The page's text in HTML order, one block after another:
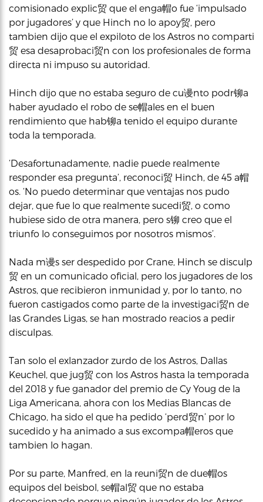
comisionado explic贸 que el enga帽o fue ‘impulsado
por jugadores’ y que Hinch no lo apoy贸, pero
tambien dijo que el expiloto de los Astros no comparti
贸 esa desaprobaci贸n con los profesionales de forma
directa ni impuso su autoridad.
Hinch dijo que no estaba seguro de cu谩nto podr铆a
haber ayudado el robo de se帽ales en el buen
rendimiento que hab铆a tenido el equipo durante
toda la temporada.
‘Desafortunadamente, nadie puede realmente
responder esa pregunta’, reconoci贸 Hinch, de 45 a帽
os. ‘No puedo determinar que ventajas nos pudo
dejar, que fue lo que realmente sucedi贸, o como
hubiese sido de otra manera, pero s铆 creo que el
triunfo lo conseguimos por nosotros mismos’.
Nada m谩s ser despedido por Crane, Hinch se disculp
贸 en un comunicado oficial, pero los jugadores de los
Astros, que recibieron inmunidad y, por lo tanto, no
fueron castigados como parte de la investigaci贸n de
las Grandes Ligas, se han mostrado reacios a pedir
disculpas.
Tan solo el exlanzador zurdo de los Astros, Dallas
Keuchel, que jug贸 con los Astros hasta la temporada
del 2018 y fue ganador del premio de Cy Youg de la
Liga Americana, ahora con los Medias Blancas de
Chicago, ha sido el que ha pedido ‘perd贸n’ por lo
sucedido y ha animado a sus excompa帽eros que
tambien lo hagan.
Por su parte, Manfred, en la reuni贸n de due帽os
equipos del beisbol, se帽al贸 que no estaba